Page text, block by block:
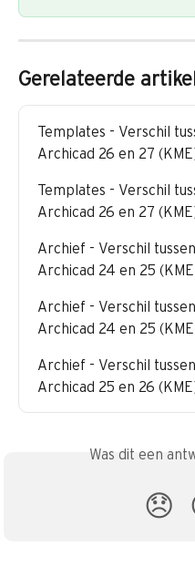
Gerelateerde
Templates - Verschil
Archicad 26 en 27
Templates - Verschil
Archicad 26 en 27
Archief - Verschil
Archicad 24 en 25
Archief - Verschil
Archicad 24 en 25
Archief - Verschil
Archicad 25 en 26
Was dit een
😞